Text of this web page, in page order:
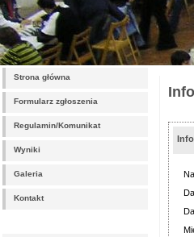
Strona główna
Formularz zgłoszenia
Regulamin/Komunikat
Wyniki
Galeria
Kontakt